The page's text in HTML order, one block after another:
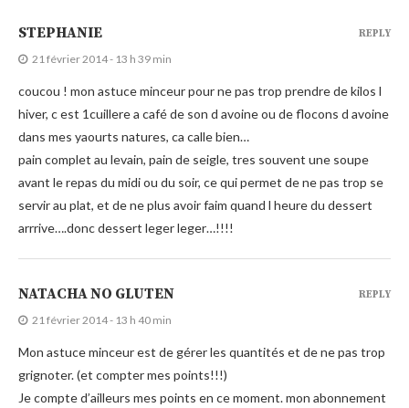
STEPHANIE
21 février 2014 - 13 h 39 min
coucou ! mon astuce minceur pour ne pas trop prendre de kilos l
hiver, c est 1cuillere a café de son d avoine ou de flocons d avoine
dans mes yaourts natures, ca calle bien…
pain complet au levain, pain de seigle, tres souvent une soupe
avant le repas du midi ou du soir, ce qui permet de ne pas trop se
servir au plat, et de ne plus avoir faim quand l heure du dessert
arrrive….donc dessert leger leger…!!!!
REPLY
NATACHA NO GLUTEN
21 février 2014 - 13 h 40 min
Mon astuce minceur est de gérer les quantités et de ne pas trop
grignoter. (et compter mes points!!!)
Je compte d’ailleurs mes points en ce moment. mon abonnement
REPLY